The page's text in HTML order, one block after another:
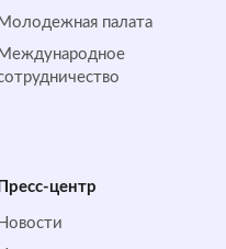
Молодежная палата
Международное
Пресс-центр
Новости